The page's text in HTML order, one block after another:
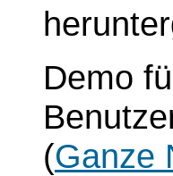
Demo
(Ganze